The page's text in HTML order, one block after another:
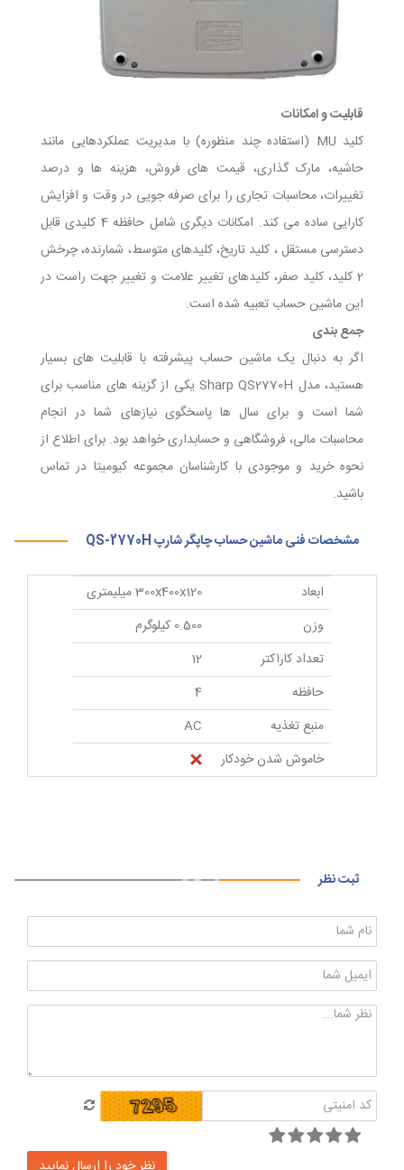
قابلیت و امکانات
کلید MU (استفاده چند منظوره) با مدیریت عملکردهایی مانند
حاشیه، مارک گذاری، قیمت های فروش، هزینه ها و درصد
تغییرات، محاسبات تجاری را برای صرفه جویی در وقت و افزایش
کارایی ساده می کند. امکانات دیگری شامل حافظه 4 كلیدی قابل
دسترسی مستقل ، كلید تاریخ، كلیدهای متوسط، شمارنده، چرخش
2 كلید، كلید صفر، كلیدهای تغییر علامت و تغییر جهت راست در
این ماشین حساب تعبیه شده است.
جمع بندی
اگر به دنبال یک ماشین حساب پیشرفته با قابلیت های بسیار
هستید، مدل Sharp QS2770H یکی از گزینه های مناسب برای
شما است و برای سال ها پاسخگوی نیازهای شما در انجام
محاسبات مالی، فروشگاهی و حسابداری خواهد بود. برای اطلاع از
نحوه خرید و موجودی با کارشناسان مجموعه کیومیتا در تماس
باشید.
مشخصات فنی ماشین حساب چاپگر شارپ QS-2770H
ابعاد
300x400x120 میلیمتری
وزن
0.500 کیلوگرم
تعداد کاراکتر
12
حافظه
4
منبع تغذیه
AC
خاموش شدن خودکار
ثبت نظر